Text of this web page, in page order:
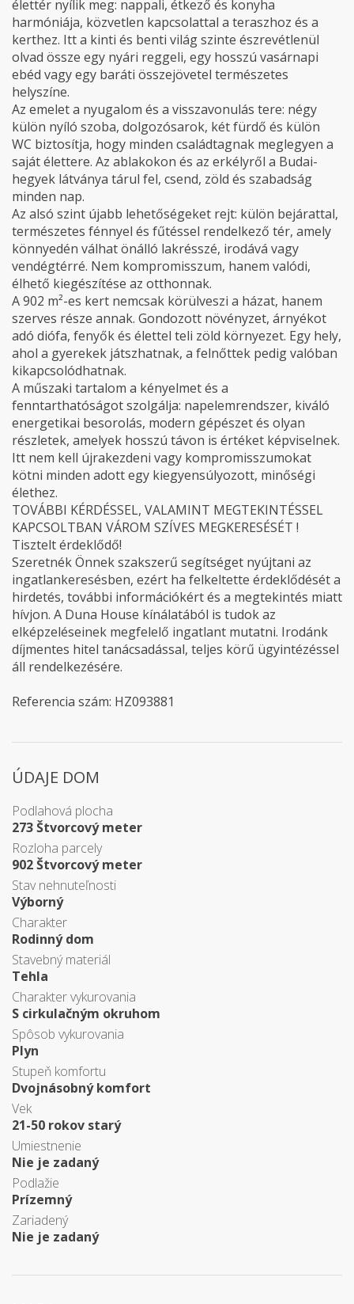
élettér nyílik meg: nappali, étkező és konyha
harmóniája, közvetlen kapcsolattal a teraszhoz és a
kerthez. Itt a kinti és benti világ szinte észrevétlenül
olvad össze egy nyári reggeli, egy hosszú vasárnapi
ebéd vagy egy baráti összejövetel természetes
helyszíne.
Az emelet a nyugalom és a visszavonulás tere: négy
külön nyíló szoba, dolgozósarok, két fürdő és külön
WC biztosítja, hogy minden családtagnak meglegyen a
saját élettere. Az ablakokon és az erkélyről a Budai-
hegyek látványa tárul fel, csend, zöld és szabadság
minden nap.
Az alsó szint újabb lehetőségeket rejt: külön bejárattal,
természetes fénnyel és fűtéssel rendelkező tér, amely
könnyedén válhat önálló lakrésszé, irodává vagy
vendégtérré. Nem kompromisszum, hanem valódi,
élhető kiegészítése az otthonnak.
A 902 m²-es kert nemcsak körülveszi a házat, hanem
szerves része annak. Gondozott növényzet, árnyékot
adó diófa, fenyők és élettel teli zöld környezet. Egy hely,
ahol a gyerekek játszhatnak, a felnőttek pedig valóban
kikapcsolódhatnak.
A műszaki tartalom a kényelmet és a
fenntarthatóságot szolgálja: napelemrendszer, kiváló
energetikai besorolás, modern gépészet és olyan
részletek, amelyek hosszú távon is értéket képviselnek.
Itt nem kell újrakezdeni vagy kompromisszumokat
kötni minden adott egy kiegyensúlyozott, minőségi
élethez.
TOVÁBBI KÉRDÉSSEL, VALAMINT MEGTEKINTÉSSEL
KAPCSOLTBAN VÁROM SZÍVES MEGKERESÉSÉT !
Tisztelt érdeklődő!
Szeretnék Önnek szakszerű segítséget nyújtani az
ingatlankeresésben, ezért ha felkeltette érdeklődését a
hirdetés, további információkért és a megtekintés miatt
hívjon. A Duna House kínálatából is tudok az
elképzeléseinek megfelelő ingatlant mutatni. Irodánk
díjmentes hitel tanácsadással, teljes körű ügyintézéssel
áll rendelkezésére.
Referencia szám: HZ093881
ÚDAJE DOM
Podlahová plocha
273 Štvorcový meter
Rozloha parcely
902 Štvorcový meter
Stav nehnuteľnosti
Výborný
Charakter
Rodinný dom
Stavebný materiál
Tehla
Charakter vykurovania
S cirkulačným okruhom
Spôsob vykurovania
Plyn
Stupeň komfortu
Dvojnásobný komfort
Vek
21-50 rokov starý
Umiestnenie
Nie je zadaný
Podlažie
Prízemný
Zariadený
Nie je zadaný